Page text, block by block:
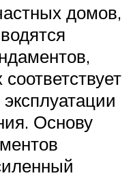
домов,
Основу